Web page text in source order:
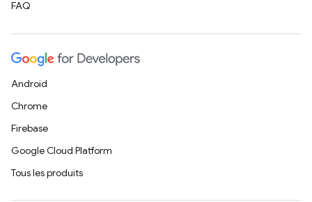
FAQ
Android
Chrome
Firebase
Google Cloud Platform
Tous les produits